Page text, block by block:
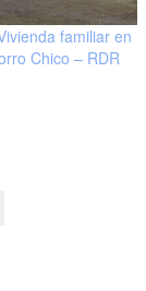
familiar en
Chico – RDR